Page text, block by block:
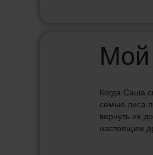
Мой
Когда Саша
семью лиса
вернуть их
настоящим